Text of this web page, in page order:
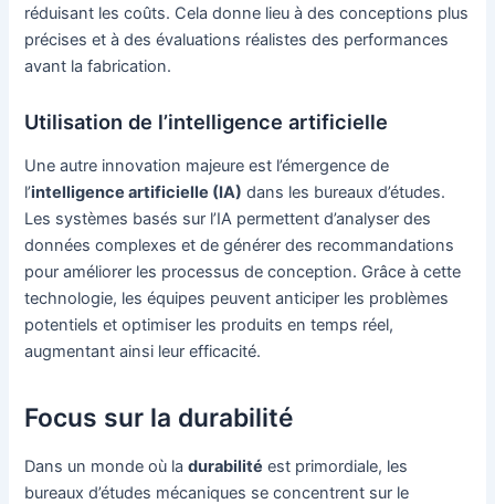
réduisant les coûts. Cela donne lieu à des conceptions plus
précises et à des évaluations réalistes des performances
avant la fabrication.
Utilisation de l’intelligence artificielle
Une autre innovation majeure est l’émergence de
l’intelligence artificielle (IA) dans les bureaux d’études.
Les systèmes basés sur l’IA permettent d’analyser des
données complexes et de générer des recommandations
pour améliorer les processus de conception. Grâce à cette
technologie, les équipes peuvent anticiper les problèmes
potentiels et optimiser les produits en temps réel,
augmentant ainsi leur efficacité.
Focus sur la durabilité
Dans un monde où ladurabilité est primordiale, les
bureaux d’études mécaniques se concentrent sur le